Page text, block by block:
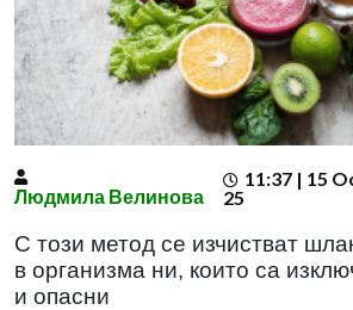
Людмила Велинова
11:37 | 15
25
С този метод се изчистват
в организма ни, които са
и опасни